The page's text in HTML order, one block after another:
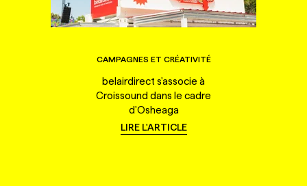
CAMPAGNES ET CRÉATIVITÉ
belairdirect s'associe à
Croissound dans le cadre
d'Osheaga
LIRE L'ARTICLE